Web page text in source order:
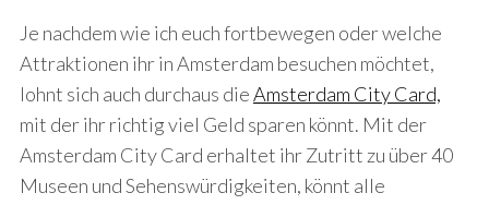
Je nachdem wie ich euch fortbewegen oder welche
Attraktionen ihr in Amsterdam besuchen möchtet,
lohnt sich auch durchaus dieAmsterdam City Card,
mit der ihr richtig viel Geld sparen könnt. Mit der
Amsterdam City Card erhaltet ihr Zutritt zu über 40
Museen und Sehenswürdigkeiten, könnt alle